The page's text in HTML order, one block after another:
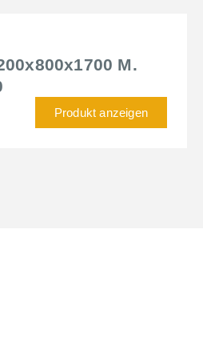
M.
Produkt anzeigen